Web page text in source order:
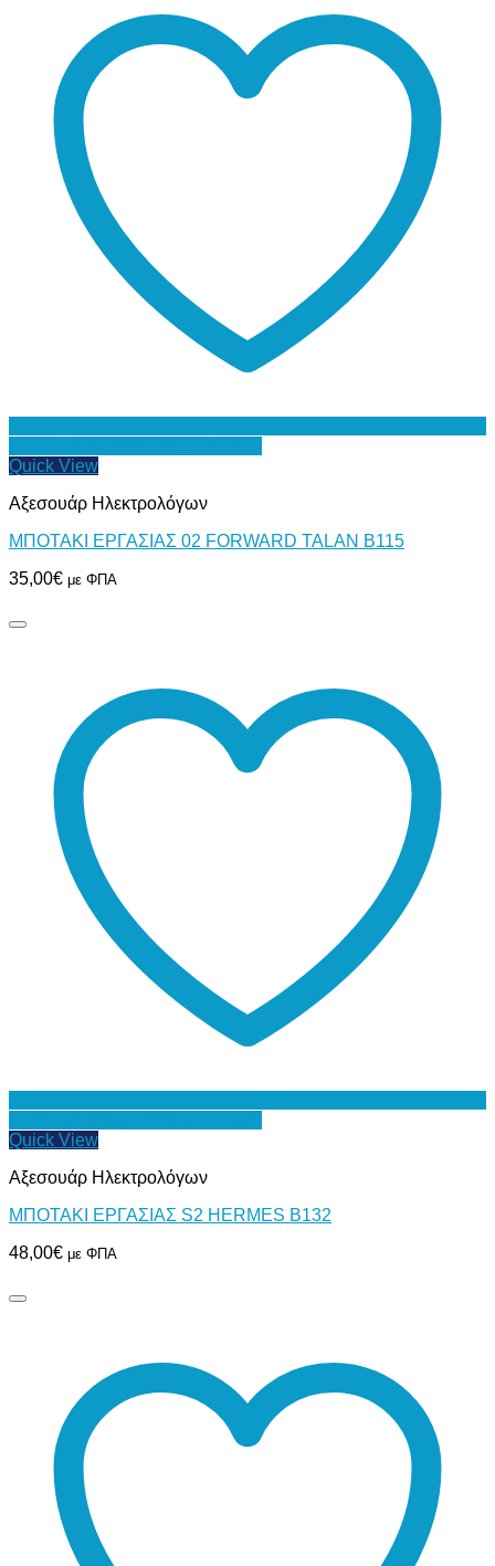
Quick View
Αξεσουάρ Ηλεκτρολόγων
ΜΠΟΤΑΚΙ ΕΡΓΑΣΙΑΣ 02 FORWARD TALAN B115
35,00€ με ΦΠΑ
Quick View
Αξεσουάρ Ηλεκτρολόγων
ΜΠΟΤΑΚΙ ΕΡΓΑΣΙΑΣ S2 HERMES B132
48,00€ με ΦΠΑ